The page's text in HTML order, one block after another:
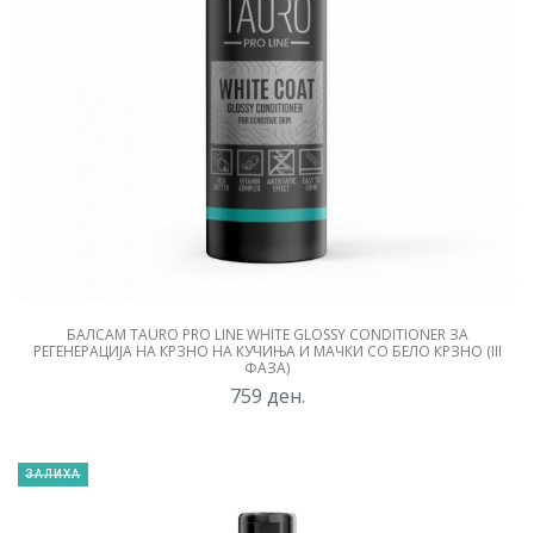
БАЛСАМ TAURO PRO LINE WHITE GLOSSY CONDITIONER ЗА
РЕГЕНЕРАЦИЈА НА КРЗНО НА КУЧИЊА И МАЧКИ СО БЕЛО КРЗНО (III
ФАЗА)
759 ден.
ЗАЛИХА